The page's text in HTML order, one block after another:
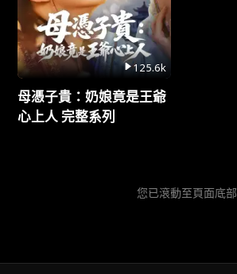
125.6k
母憑子貴：奶娘竟是王爺
心上人 完整系列
您已滾動至頁面底部